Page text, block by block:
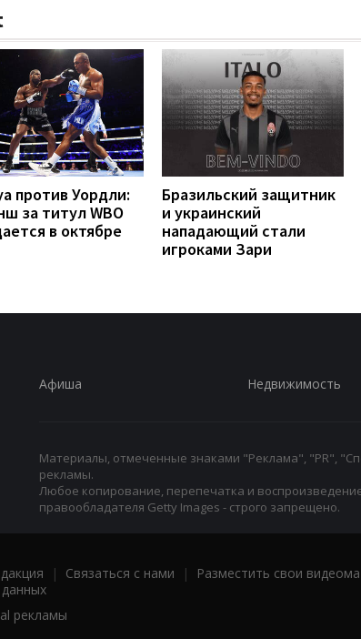
против Уордли:
за титул WBO
в октябре
Бразильский защитник
и украинский
нападающий стали
игроками Зари
Афиша Недвижимость
Материалы, отмеченные знаками "Реклама", "PR",
рекламы.
Любое копирование, перепечатка и
правообладателя Getty Images - строго запрещено.
| Связаться с нами | Разместить свои
рекламы